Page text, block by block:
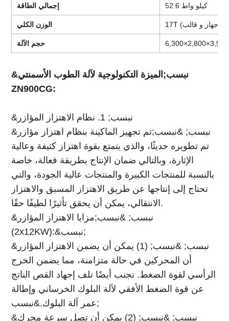
إجمالي الطاقة 52.6 كيلو واط
الوزن الكلي
حجم الآلة
&نبسب;الميزة التكنولوجية لآلة الطوب الأسمنتي
ZN900CG:
&نبسب; 1. نظام الاهتزاز المؤازر
&نبسب; &نبسب;تم تجهيز الماكينة بنظام اهتزاز مؤازر
تم تطويره حديثًا، والذي يتمتع بقوة اهتزاز كثيفة وعالية
الإثارة، وبالتالي ضمان الإنتاج بطريقة فعالة، خاصة
بالنسبة للمنتجات الكبيرة والمنتجات عالية الجودة، والتي
تحتاج إلى إنتاجها عن طريق الاهتزاز المسبق والاهتزاز
الانتقالي، يمكن أن يحقق تأثيرًا لطيفًا حقًا.
&نبسب; &نبسب;مزايا الاهتزاز المؤازر
(2x12KW):&نبسب;
&نبسب; &نبسب; (1) يمكن أن يضمن الاهتزاز المؤازر
أن المحركين في حالة متزامنة، مما يضمن الخرج
الرأسي لقوة الضغط. تجنب أيضًا تلف إجهاد القص الناتج
عن قوة الضغط الأفقي لآلة البلوك الخرساني وإطالة
عمر آلة البلوك.&نبسب;
&نبسب; &نبسب; (2) يمكن أن تصل سرعة محرك